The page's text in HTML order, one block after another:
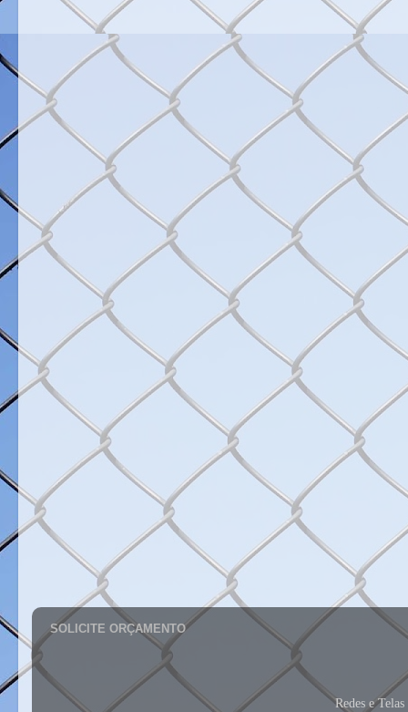
SOLICITE ORÇAMENTO
Redes e